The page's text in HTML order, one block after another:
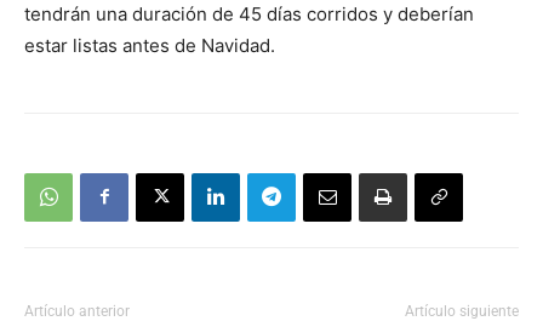
tendrán una duración de 45 días corridos y deberían
estar listas antes de Navidad.
Artículo anterior Artículo siguiente